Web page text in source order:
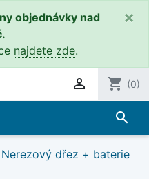
objednávky nad
najdete zde.
×
 shopping_cart (0)
search
Nerezový dřez + baterie